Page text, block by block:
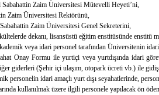
Sabahattin Zaim Üniversitesi Mütevelli Heyeti’ni,
Zaim Üniversitesi Rektörünü,
Zaim Üniversitesi Genel Sekreterini,
dekanı, lisansüstü eğitim enstitüsünde
veya idari personel tarafından Üniversitenin
Onay Formu ile yurtiçi veya yurtdışında idari
giderleri (Şehir içi ulaşım, otopark ücreti vb.) ile
personelin idari amaçlı yurt dışı seyahatlerinde,
kullanılmak üzere ilgili personele yapılacak ön